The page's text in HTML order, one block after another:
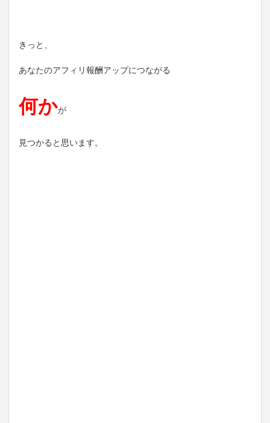
きっと、
あなたのアフィリ報酬アップにつながる
何かが
見つかると思います。